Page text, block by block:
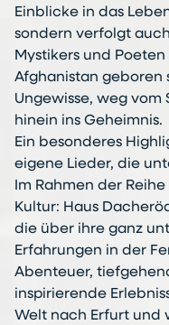
Einblicke in das
sondern verfolgt
Mystikers und
Afghanistan geboren
Ungewisse, weg
hinein ins Geheimnis.
Ein besonderes
eigene Lieder, die
Im Rahmen der Reihe
Kultur: Haus
die über ihre ganz
Erfahrungen in der
Abenteuer,
inspirierende
Welt nach Erfurt und